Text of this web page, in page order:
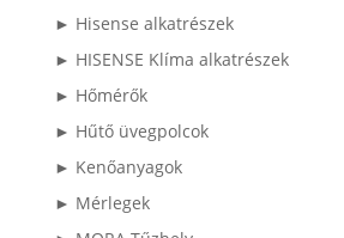
► Hisense alkatrészek
► HISENSE Klíma alkatrészek
► Hőmérők
► Hűtő üvegpolcok
► Kenőanyagok
► Mérlegek